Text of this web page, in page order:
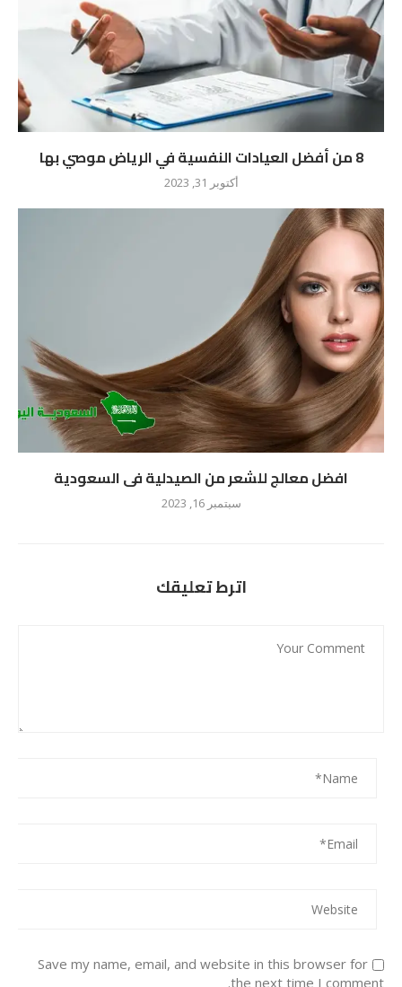
8 من أفضل العيادات النفسية في الرياض موصي بها
أكتوبر 31, 2023
افضل معالج للشعر من الصيدلية فى السعودية
سبتمبر 16, 2023
اترط تعليقك
Save my name, email, and website in this browser for
the next time I comment.